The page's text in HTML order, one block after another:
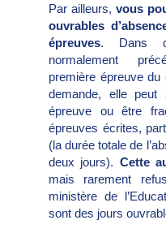
Par ailleurs, vous
ouvrables
épreuves. Dans
normalement
première épreuve du
demande, elle
épreuve ou être
épreuves écrites,
(la durée totale de
deux jours). Cette
mais rarement
ministère de
sont des jours